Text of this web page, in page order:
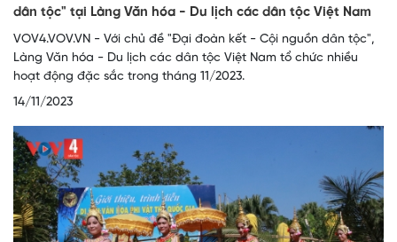
dân tộc" tại Làng Văn hóa - Du lịch các dân tộc Việt Nam
VOV4.VOV.VN - Với chủ đề "Đại đoàn kết - Cội nguồn dân tộc",
Làng Văn hóa - Du lịch các dân tộc Việt Nam tổ chức nhiều
hoạt động đặc sắc trong tháng 11/2023.
14/11/2023